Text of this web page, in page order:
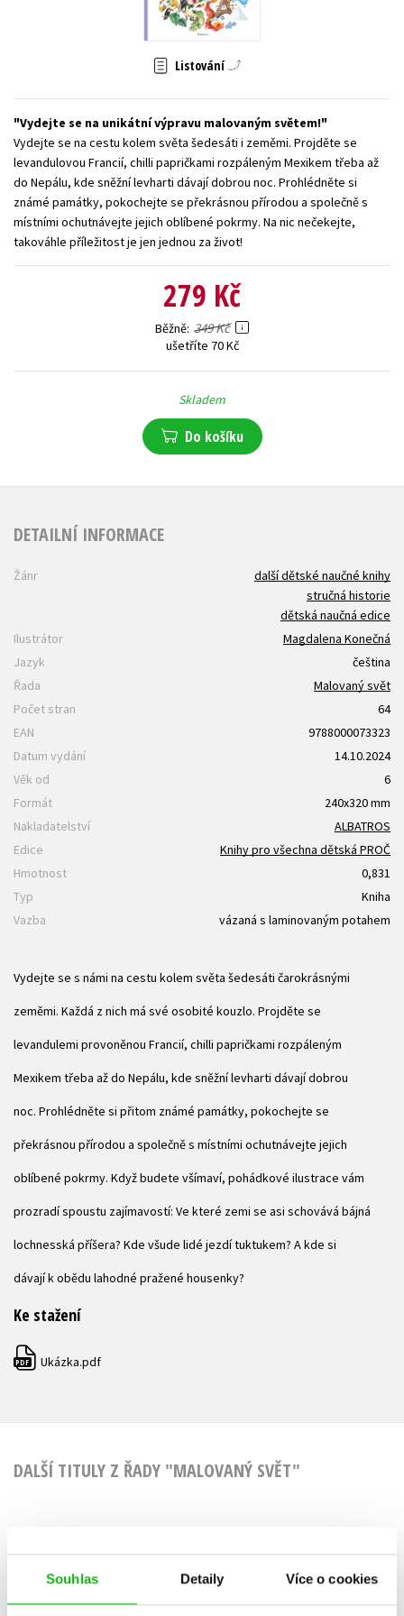
Souhlas Detaily Více o cookies
Zahraniční literatura
Všechny tituly
Listování
Vydejte se na unikátní výpravu malovaným světem!
Vydejte se na cestu kolem světa šedesáti i zeměmi. Projděte se
levandulovou Francií, chilli papričkami rozpáleným Mexikem třeba až
do Nepálu, kde sněžní levharti dávají dobrou noc. Prohlédněte si
známé památky, pokochejte se překrásnou přírodou a společně s
místními ochutnávejte jejich oblíbené pokrmy. Na nic nečekejte,
takováhle příležitost je jen jednou za život!
279 Kč
Běžně 349 Kč
ušetříte 70 Kč
Skladem
Do košíku
DETAILNÍ INFORMACE
Žánr
další dětské naučné knihy
stručná historie
dětská naučná edice
Ilustrátor
Magdalena Konečná
Jazyk
čeština
Řada
Malovaný svět
Počet stran
64
EAN
9788000073323
Datum vydání
14.10.2024
Věk od
6
Formát
240x320 mm
Nakladatelství
ALBATROS
Edice
Knihy pro všechna dětská PROČ
Hmotnost
0,831
Typ
Kniha
Vazba
vázaná s laminovaným potahem
Vydejte se s námi na cestu kolem světa šedesáti čarokrásnými
zeměmi. Každá z nich má své osobité kouzlo. Projděte se
levandulemi provoněnou Francií, chilli papričkami rozpáleným
Mexikem třeba až do Nepálu, kde sněžní levharti dávají dobrou
noc. Prohlédněte si přitom známé památky, pokochejte se
překrásnou přírodou a společně s místními ochutnávejte jejich
oblíbené pokrmy. Když budete všímaví, pohádkové ilustrace vám
prozradí spoustu zajímavostí: Ve které zemi se asi schovává bájná
lochnesská příšera? Kde všude lidé jezdí tuktukem? A kde si
dávají k obědu lahodné pražené housenky?
Ke stažení
PDF Ukázka.pdf
DALŠÍ TITULY Z ŘADY "MALOVANÝ SVĚT"
Malovaná města
Jana Sedláčková